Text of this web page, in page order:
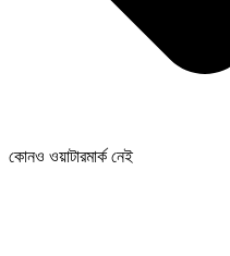
কোনও ওয়াটারমার্ক নেই